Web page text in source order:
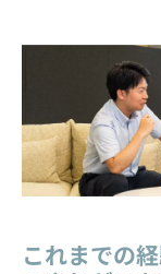
これまでの